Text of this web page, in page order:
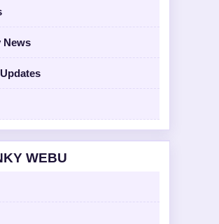
News
WEBU